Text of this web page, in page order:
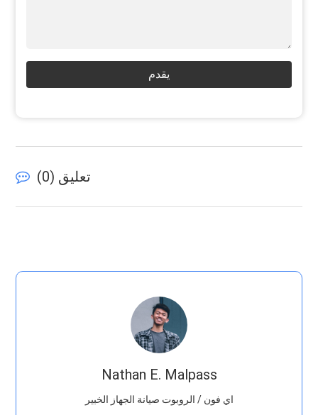
يقدم
تعليق ( 0
)
Nathan E. Malpass
اي فون / الروبوت صيانة الجهاز الخبير